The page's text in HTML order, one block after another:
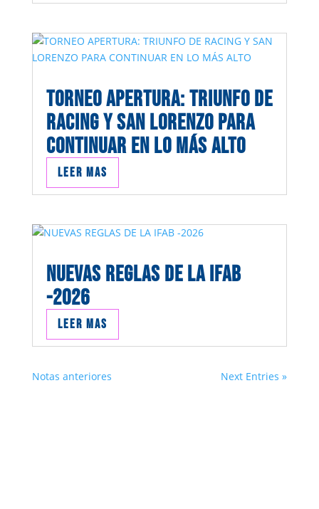
TORNEO APERTURA: TRIUNFO DE
RACING Y SAN LORENZO PARA
CONTINUAR EN LO MÁS ALTO
Leer mas
NUEVAS REGLAS DE LA IFAB
-2026
Leer mas
Notas anteriores Next Entries »